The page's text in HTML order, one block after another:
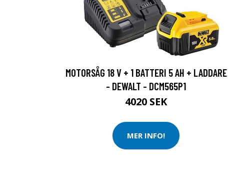
MOTORSÅG 18 V + 1 BATTERI 5 AH + LADDARE
- DEWALT - DCM565P1
4020 SEK
MER INFO!